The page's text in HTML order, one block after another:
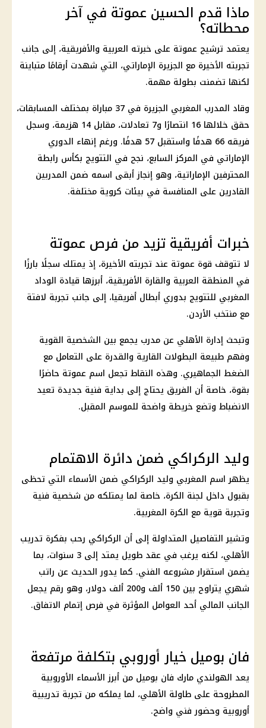
ماذا قدم الحسين عموتة في آخر
محطاته؟
يعتمد ترشيح عموتة على خبرته العربية والأفريقية، إلى جانب
تجربته الأخيرة مع الجزيرة الإماراتي، التي شهدت أرقامًا متباينة
لكنها تضمنت بطولة مهمة.
وقاد المدرب المغربي الجزيرة في 37 مباراة بمختلف المسابقات،
حقق خلالها 16 انتصارًا و7 تعادلات، مقابل 14 هزيمة، وسجل
فريقه 66 هدفًا واستقبل 57 هدفًا. ورغم إنهاء الدوري
الإماراتي في المركز السابع، نجح في التتويج بكأس رابطة
المحترفين الإماراتية، وهو إنجاز أبقى اسمه ضمن المدربين
القادرين على المنافسة في بيئات كروية مختلفة.
خبرات أفريقية تزيد من فرص عموتة
لا تتوقف قوة عموتة عند تجربته الأخيرة، إذ يمتلك سجلًا بارزًا
في المنطقة العربية والقارة الأفريقية، أبرزها قيادة الوداد
المغربي للتتويج بدوري أبطال أفريقيا، إلى جانب تجربة لافتة
مع منتخب الأردن.
وتبحث إدارة الأهلي عن مدرب يجمع بين الشخصية القوية
وفهم طبيعة البطولات القارية والقدرة على التعامل مع
الضغط الجماهيري. وهذه النقاط تجعل اسم عموتة حاضرًا
بقوة، خاصة أن الفريق يحتاج إلى بداية فنية جديدة تعيد
الانضباط وتضع خريطة واضحة للموسم المقبل.
وليد الركراكي ضمن دائرة الاهتمام
يظهر اسم المغربي وليد الركراكي ضمن الأسماء التي تحظى
بقبول داخل لجنة الكرة، خاصة لما يمتلكه من شخصية فنية
وتجربة قوية مع الكرة المغربية.
وتشير التفاصيل المتداولة إلى أن الركراكي رحب بفكرة تدريب
الأهلي، لكنه يرغب في عقد طويل يمتد إلى 3 سنوات، بما
يضمن استقرار مشروعه الفني. كما يدور الحديث عن راتب
شهري يتراوح بين 150 ألف و200 ألف دولار، وهو رقم يجعل
الجانب المالي أحد العوامل المؤثرة في فرص إتمام الاتفاق.
فان بوميل خيار أوروبي بتكلفة مرتفعة
يعد الهولندي مارك فان بوميل من أبرز الأسماء الأوروبية
المطروحة على طاولة الأهلي، لما يملكه من تجربة تدريبية
أوروبية وحضور فني واضح.